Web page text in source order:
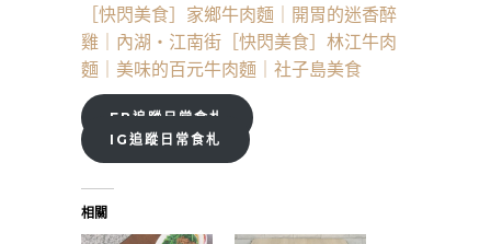
［快閃美食］家鄉牛肉麵｜開胃的迷香醉
雞｜內湖・江南街 ［快閃美食］林江牛肉
麵｜美味的百元牛肉麵｜社子島美食
FB追蹤日常食札
IG追蹤日常食札
相關